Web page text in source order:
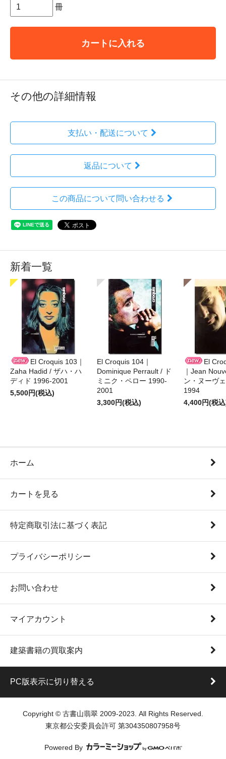
冊
カートに入れる
その他の詳細情報
支払い・配送について
返品について
この商品について問い合わせる
新着一覧
El Croquis 103｜
Zaha Hadid / ザハ・ハ
ディド 1996-2001
5,500円(税込)
El Croquis 104｜
Dominique Perrault / ド
ミニク・ペロー 1990-
2001
3,300円(税込)
El
｜Jean
ン・ヌーヴ
1994
4,400円(税
ホーム
カートを見る
特定商取引法に基づく表記
プライバシーポリシー
お問い合わせ
マイアカウント
建築書籍の買取案内
PC版表示に切り替える
Copyright © 古書山翡翠 2009-2023. All Rights Reserved.
東京都公安委員会許可 第304350807958号
Powered By